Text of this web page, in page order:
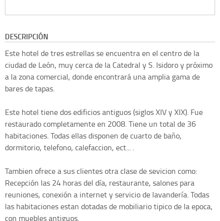
DESCRIPCIÓN
Este hotel de tres estrellas se encuentra en el centro de la
ciudad de León, muy cerca de la Catedral y S. Isidoro y próximo
a la zona comercial, donde encontrará una amplia gama de
bares de tapas.
Este hotel tiene dos edificios antiguos (siglos XIV y XIX). Fue
restaurado completamente en 2008. Tiene un total de 36
habitaciones. Todas ellas disponen de cuarto de baño,
dormitorio, telefono, calefaccion, ect... .
Tambien ofrece a sus clientes otra clase de sevicion como:
Recepción las 24 horas del día, restaurante, salones para
reuniones, conexión a internet y servicio de lavandería. Todas
las habitaciones estan dotadas de mobiliario tipico de la epoca,
con muebles antiguos.